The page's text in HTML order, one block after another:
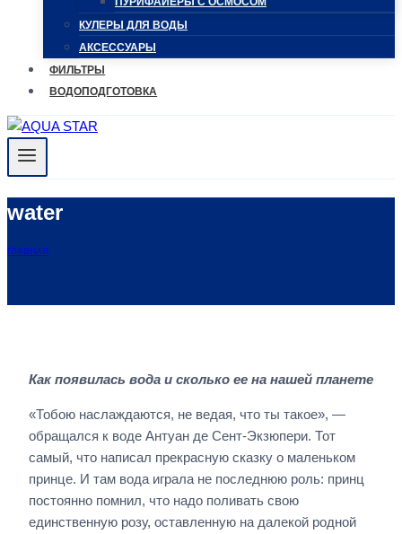
КУЛЕРЫ ДЛЯ ВОДЫ
АКСЕССУАРЫ
ФИЛЬТРЫ
ВОДОПОДГОТОВКА
water
ГЛАВНАЯ
Как появилась вода и сколько ее на нашей планете
«Тобою наслаждаются, не ведая, что ты такое», —
обращался к воде Антуан де Сент-Экзюпери. Тот
самый, что написал прекрасную сказку о маленьком
принце. И там вода играла не последнюю роль: принц
постоянно помнил, что надо поливать свою
единственную розу, оставленную на далекой родной